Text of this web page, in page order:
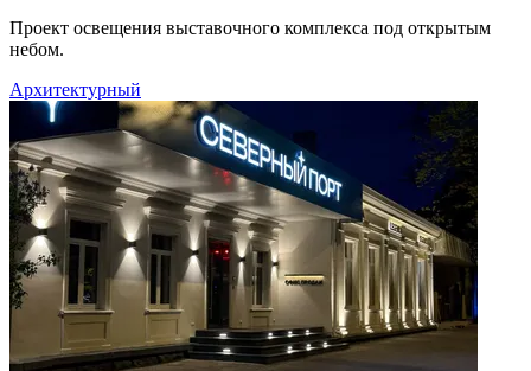
Проект освещения выставочного комплекса под открытым
небом.
Архитектурный